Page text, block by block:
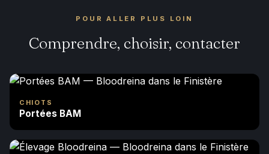
POUR ALLER PLUS LOIN
Comprendre, choisir, contacter
CHIOTS
Portées BAM